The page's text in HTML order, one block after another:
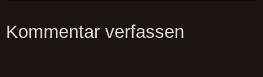
Kommentar verfassen